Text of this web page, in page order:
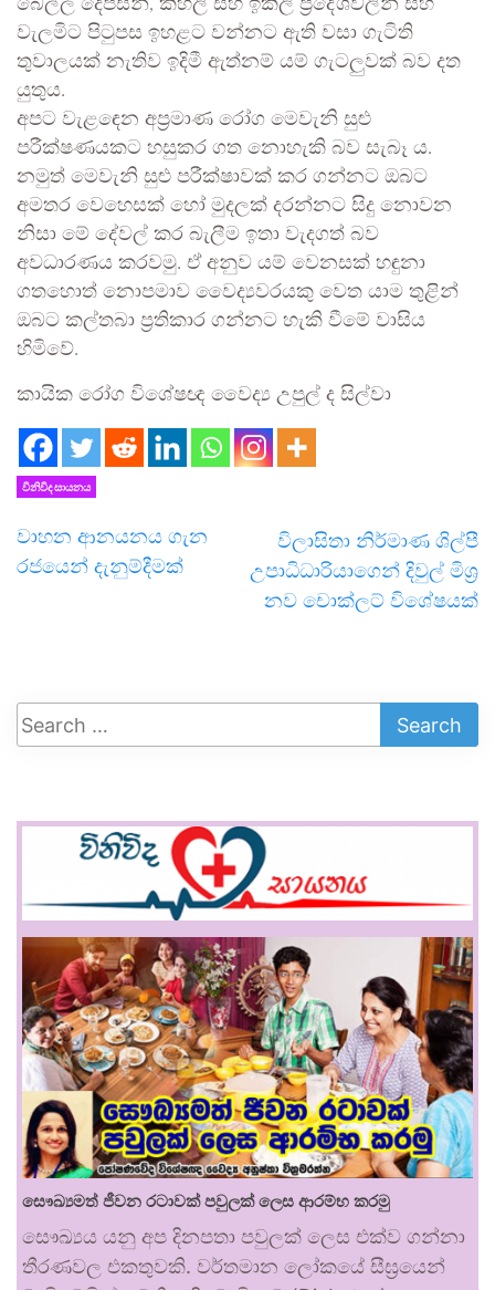
බෙල්ල දෙපසින්, කිහිලි සහ ඉකිලි ප්‍රදේශවලින් සහ
වැලමිට පිටුපස ඉහළට වන්නට ඇති වසා ගැටිති
තුවාලයක් නැතිව ඉදිමී ඇත්නම් යම් ගැටලුවක් බව දත
යුතුය.
අපට වැළඳෙන අප්‍රමාණ රෝග මෙවැනි සුළු
පරීක්ෂණයකට හසුකර ගත නොහැකි බව සැබෑ ය.
නමුත් මෙවැනි සුළු පරීක්ෂාවක් කර ගන්නට ඔබට
අමතර වෙහෙසක් හෝ මුදලක් දරන්නට සිදු නොවන
නිසා මේ දේවල් කර බැලීම ඉතා වැදගත් බව
අවධාරණය කරවමු. ඒ අනුව යම් වෙනසක් හඳුනා
ගතහොත් නොපමාව වෛද්‍යවරයකු වෙත යාම තුළින්
ඔබට කල්තබා ප්‍රතිකාර ගන්නට හැකි වීමේ වාසිය
හිමිවේ.
කායික රෝග විශේෂඥ වෛද්‍ය උපුල් ද සිල්වා
විනිවිද සායනය
වාහන ආනයනය ගැන
රජයෙන් දැනුම්දීමක්
විලාසිතා නිර්මාණ ශිල්පී
උපාධිධාරියාගෙන් දිවුල් මිශ්‍ර
නව චොක්ලට් විශේෂයක්
සෞඛ්‍යමත් ජීවන රටාවක් පවුලක් ලෙස ආරම්භ කරමු
සෞඛ්‍යය යනු අප දිනපතා පවුලක් ලෙස එක්ව ගන්නා
තීරණවල එකතුවකි. වර්තමාන ලෝකයේ සීඝ්‍රයෙන්